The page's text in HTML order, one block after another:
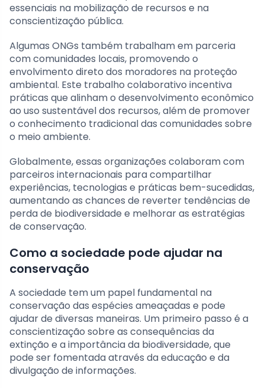
essenciais na mobilização de recursos e na
conscientização pública.
Algumas ONGs também trabalham em parceria
com comunidades locais, promovendo o
envolvimento direto dos moradores na proteção
ambiental. Este trabalho colaborativo incentiva
práticas que alinham o desenvolvimento econômico
ao uso sustentável dos recursos, além de promover
o conhecimento tradicional das comunidades sobre
o meio ambiente.
Globalmente, essas organizações colaboram com
parceiros internacionais para compartilhar
experiências, tecnologias e práticas bem-sucedidas,
aumentando as chances de reverter tendências de
perda de biodiversidade e melhorar as estratégias
de conservação.
Como a sociedade pode ajudar na
conservação
A sociedade tem um papel fundamental na
conservação das espécies ameaçadas e pode
ajudar de diversas maneiras. Um primeiro passo é a
conscientização sobre as consequências da
extinção e a importância da biodiversidade, que
pode ser fomentada através da educação e da
divulgação de informações.